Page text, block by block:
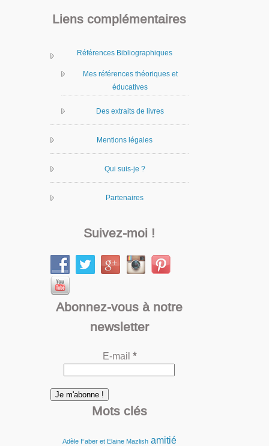
Liens complémentaires
Références Bibliographiques
Mes références théoriques et
éducatives
Des extraits de livres
Mentions légales
Qui suis-je ?
Partenaires
Suivez-moi !
Abonnez-vous à notre
newsletter
E-mail *
Mots clés
Adèle Faber et Elaine Mazlish amitié